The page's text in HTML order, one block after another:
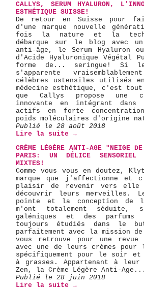
CALLYS, SERUM HYALURON,
ESTHÉTIQUE SUISSE!
De retour en Suisse pour
d'une marque nouvelle
fois la nature et la
débarque sur le blog avec
anti-âge, le Serum Hyaluron ou
d'Acide Hyaluronique Végétal
forme de... seringue! Si
s'apparente
célèbres ustensiles utilisés
médecine esthétique, c'est tout
que Callys propose une
innovante en intégrant
actifs en forte
poids moléculaires d'origine
Publié le 28 août 2018
Lire la suite →
CRÈME LÉGÈRE ANTI-AGE "NEIGE
PARIS: UN DÉLICE SENSORIEL
MIXTES!
Comme vous vous en doutez,
marque que j'affectionne et
plaisir de revenir vers elle
découvrir leurs merveilles.
pointe et la conception de
m'ont totalement séduite,
galéniques et des
toujours étudiés dans le
parfaitement avec la mission
vous retrouve pour une revue
avec une de leurs crèmes pour
spécifiquement pour le soir et
à grasses. Appartenant à leur
Zen, la Crème Légère Anti-Age...
Publié le 28 juin 2018
Lire la suite →